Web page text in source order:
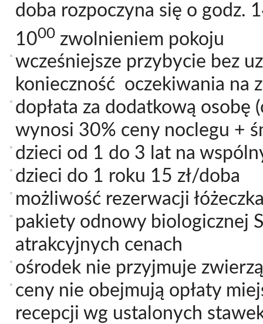
doba rozpoczyna się o godz.
1000 zwolnieniem pokoju
wcześniejsze przybycie bez
konieczność oczekiwania na
dopłata za dodatkową
wynosi 30% ceny noclegu +
dzieci od 1 do 3 lat na
dzieci do 1 roku 15 zł/doba
możliwość rezerwacji
pakiety odnowy biologicznej
atrakcyjnych cenach
ośrodek nie przyjmuje
ceny nie obejmują opłaty
recepcji wg ustalonych